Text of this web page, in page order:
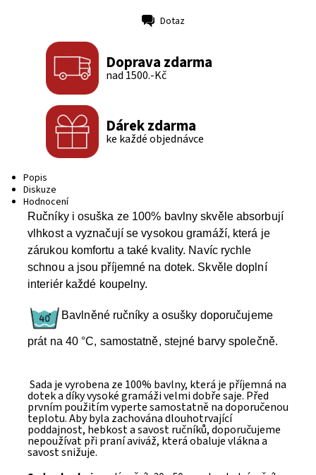
Dotaz
Doprava zdarma
nad 1500.-Kč
Dárek zdarma
ke každé objednávce
Popis
Diskuze
Hodnocení
Ručníky i osuška ze 100% bavlny skvěle absorbují
vlhkost a vyznačují se vysokou gramáží, která je
zárukou komfortu a také kvality. Navíc rychle
schnou a jsou příjemné na dotek. Skvěle doplní
interiér každé koupelny.
Bavlněné ručníky a osušky doporučujeme
prát na 40 °C, samostatně, stejné barvy společně.
Sada je vyrobena ze 100% bavlny, která je příjemná na
dotek a díky vysoké gramáži velmi dobře saje. Před
prvním použitím vyperte samostatně na doporučenou
teplotu. Aby byla zachována dlouhotrvající
poddajnost, hebkost a savost ručníků, doporučujeme
nepoužívat při praní aviváž, která obaluje vlákna a
savost snižuje.